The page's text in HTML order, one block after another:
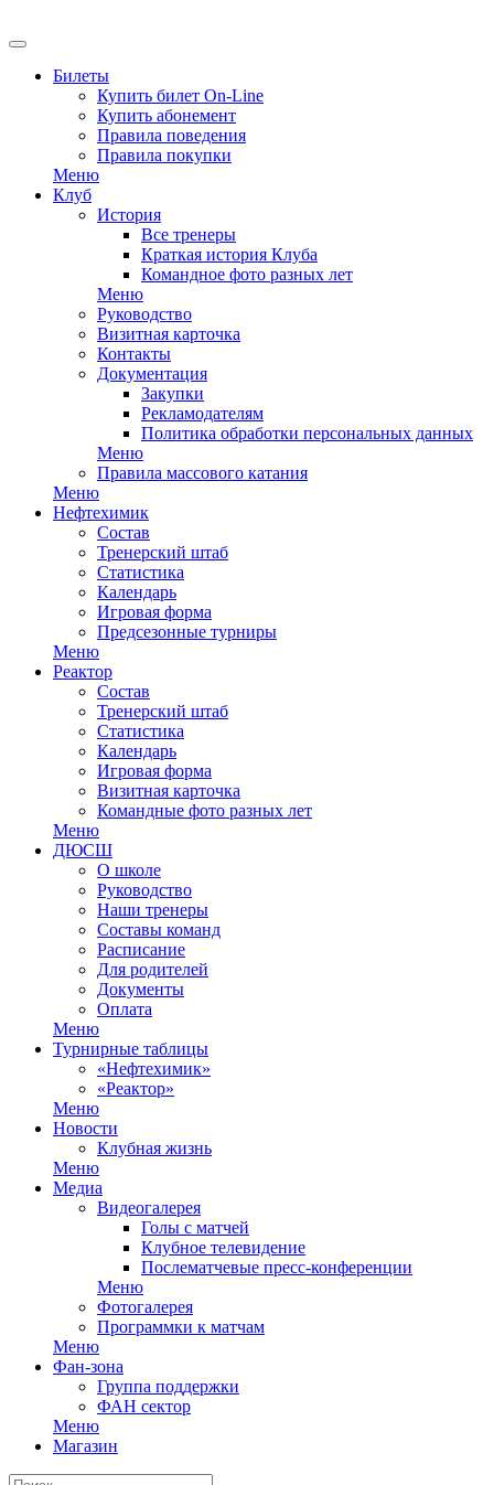
Билеты
Купить билет On-Line
Купить абонемент
Правила поведения
Правила покупки
Меню
Клуб
История
Все тренеры
Краткая история Клуба
Командное фото разных лет
Меню
Руководство
Визитная карточка
Контакты
Документация
Закупки
Рекламодателям
Политика обработки персональных данных
Меню
Правила массового катания
Меню
Нефтехимик
Состав
Тренерский штаб
Статистика
Календарь
Игровая форма
Предсезонные турниры
Меню
Реактор
Состав
Тренерский штаб
Статистика
Календарь
Игровая форма
Визитная карточка
Командные фото разных лет
Меню
ДЮСШ
О школе
Руководство
Наши тренеры
Составы команд
Расписание
Для родителей
Документы
Оплата
Меню
Турнирные таблицы
«Нефтехимик»
«Реактор»
Меню
Новости
Клубная жизнь
Меню
Медиа
Видеогалерея
Голы с матчей
Клубное телевидение
Послематчевые пресс-конференции
Меню
Фотогалерея
Программки к матчам
Меню
Фан-зона
Группа поддержки
ФАН сектор
Меню
Магазин